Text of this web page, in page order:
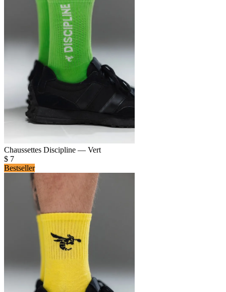
Chaussettes Discipline — Vert
$ 7
Bestseller